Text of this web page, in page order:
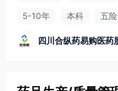
5-10年 本科 五
四川合纵药易购医药